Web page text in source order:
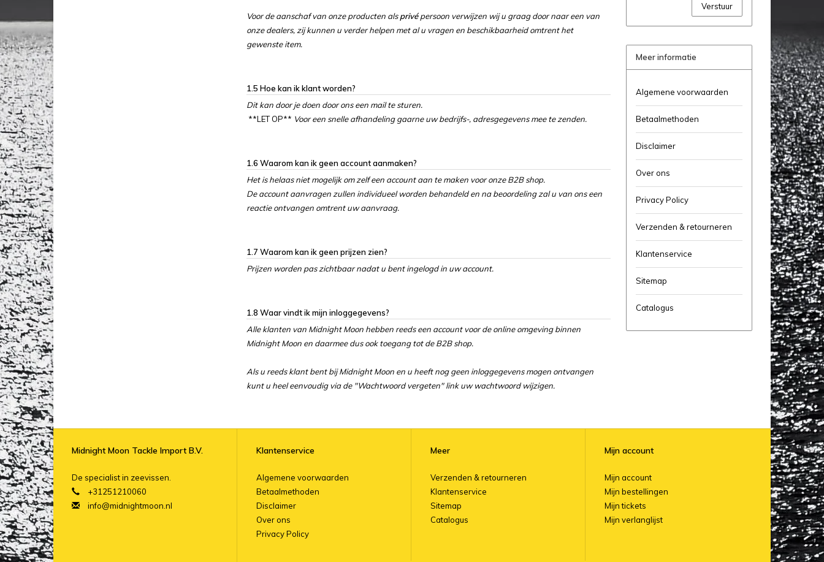
Voor de aanschaf van onze producten alsprivépersoon verwijzen wij u graag door naar een van
onze dealers, zij kunnen u verder helpen met al u vragen en beschikbaarheid omtrent het
gewenste item.
1.5 Hoe kan ik klant worden?
Dit kan door je doen door ons een mail te sturen.
**LET OP** Voor een snelle afhandeling gaarne uw bedrijfs-, adresgegevens mee te zenden.
1.6 Waarom kan ik geen account aanmaken?
Het is helaas niet mogelijk om zelf een account aan te maken voor onze B2B shop.
De account aanvragen zullen individueel worden behandeld en na beoordeling zal u van ons een
reactie ontvangen omtrent uw aanvraag.
1.7 Waarom kan ik geen prijzen zien?
Prijzen worden pas zichtbaar nadat u bent ingelogd in uw account.
1.8 Waar vindt ik mijn inloggegevens?
Alle klanten van Midnight Moon hebben reeds een account voor de online omgeving binnen
Midnight Moon en daarmee dus ook toegang tot de B2B shop.
Als u reeds klant bent bij Midnight Moon en u heeft nog geen inloggegevens mogen ontvangen
kunt u heel eenvoudig via de "Wachtwoord vergeten" link uw wachtwoord wijzigen.
Verstuur
Meer informatie
Algemene voorwaarden
Betaalmethoden
Disclaimer
Over ons
Privacy Policy
Verzenden & retourneren
Klantenservice
Sitemap
Catalogus
Midnight Moon Tackle Import B.V.
De specialist in zeevissen.
+31251210060
info@midnightmoon.nl
Klantenservice
Algemene voorwaarden
Betaalmethoden
Disclaimer
Over ons
Privacy Policy
Meer
Verzenden & retourneren
Klantenservice
Sitemap
Catalogus
Mijn account
Mijn account
Mijn bestellingen
Mijn tickets
Mijn verlanglijst